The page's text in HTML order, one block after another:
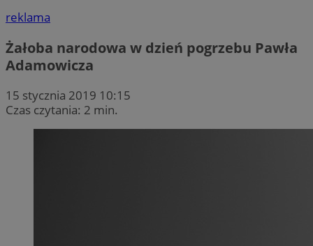
reklama
Żałoba narodowa w dzień pogrzebu Pawła
Adamowicza
15 stycznia 2019 10:15
Czas czytania: 2 min.